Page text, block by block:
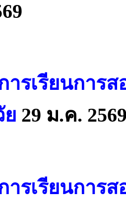
ารเรียนการ
ย 29 ม.ค.
ารเรียนการ